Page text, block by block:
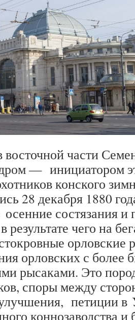
восточной части
— инициатором
конского
28 декабря 1880
состязания и
результате чего на
орловские
орловских с более
рысаками. Это
споры между
петиции в
коннозаводства